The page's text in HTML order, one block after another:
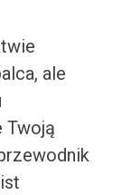
ale
Twoją